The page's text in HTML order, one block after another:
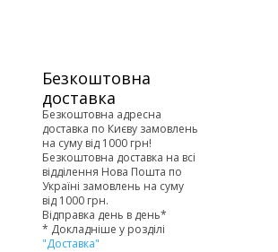
Безкоштовна
доставка
Безкоштовна адресна
доставка по Києву замовлень
на суму від 1000 грн!
Безкоштовна доставка на всі
відділення Нова Пошта по
Україні замовлень на суму
від 1000 грн.
Відправка день в день*
* Докладніше у розділі
"Доставка"